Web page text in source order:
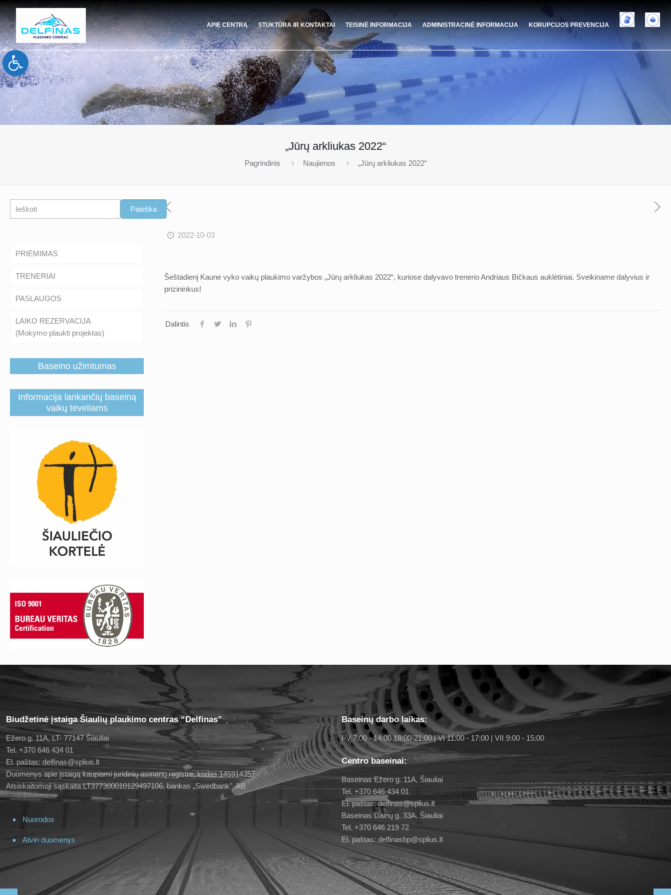
Open toolbar
APIE CENTRĄ STUKTŪRA IR KONTAKTAI TEISINĖ INFORMACIJA ADMINISTRACINĖ INFORMACIJA KORUPCIJOS PREVENCIJA
„Jūrų arkliukas 2022“
Pagrindinis Naujienos „Jūrų arkliukas 2022“
2022-10-03
Šeštadienį Kaune vyko vaikų plaukimo varžybos „Jūrų arkliukas 2022“, kuriose dalyvavo trenerio Andriaus Bičkaus auklėtiniai. Sveikiname dalyvius ir
prizininkus!
Dalintis
Paieška Paieška
PRIĖMIMAS
TRENERIAI
PASLAUGOS
LAIKO REZERVACIJA
(Mokymo plaukti projektas)
Baseino užimtumas
Informacija lankančių baseiną
vaikų tėveliams
Biudžetinė įstaiga Šiaulių plaukimo centras “Delfinas”
Ežero g. 11A, LT- 77147 Šiauliai
Tel. +370 646 434 01
El. paštas: delfinas@splius.lt
Duomenys apie įstaigą kaupiami juridinių asmenų registre, kodas 145914357
Atsiskaitomoji sąskaita LT377300010129497106, bankas „Swedbank", AB
Nuorodos
Atviri duomenys
Baseinų darbo laikas:
I-V 7:00 - 14:00 18:00-21:00 | VI 11:00 - 17:00 | VII 9:00 - 15:00
Centro baseinai:
Baseinas Ežero g. 11A, Šiauliai
Tel. +370 646 434 01
El. paštas: delfinas@splius.lt
Baseinas Dainų g. 33A, Šiauliai
Tel. +370 646 219 72
El. paštas: delfinasbp@splius.lt